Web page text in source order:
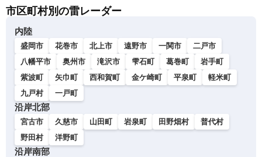
市区町村別の雷レーダー
内陸
盛岡市 花巻市 北上市 遠野市 一関市
二戸市
八幡平市
奥州市 滝沢市 雫石町 葛巻町
岩手町
紫波町
矢巾町 西和賀町 金ケ崎町 平泉町
軽米町
九戸村
一戸町
沿岸北部
宮古市 久慈市 山田町 岩泉町 田野畑村
普代村
野田村
洋野町
沿岸南部